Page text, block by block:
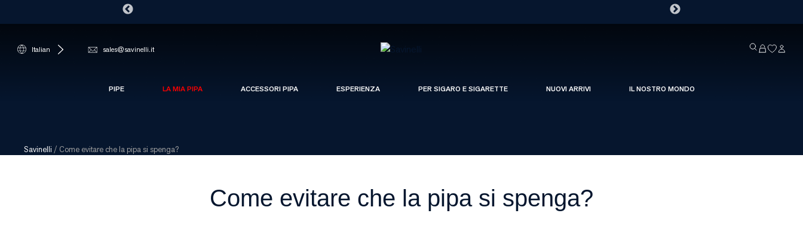
Italian sales@savinelli.it
PIPE LA MIA PIPA ACCESSORI PIPA ESPERIENZA PER SIGARO E SIGARETTE NUOVI ARRIVI IL NOSTRO MONDO
Savinelli / Come evitare che la pipa si spenga?
Come evitare che la pipa si spenga?